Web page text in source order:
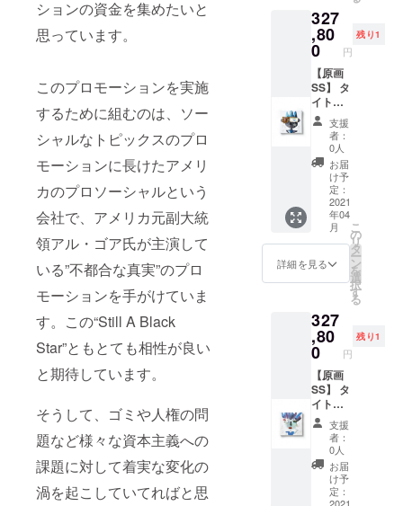
ションの資金を集めたいと
思っています。
このプロモーションを実施
するために組むのは、ソー
シャルなトピックスのプロ
モーションに長けたアメリ
カのプロソーシャルという
会社で、アメリカ元副大統
領アル・ゴア氏が主演して
いる”不都合な真実”のプロ
モーションを手がけていま
す。この“Still A Black
Star”ともとても相性が良い
と期待しています。
そうして、ゴミや人権の問
題など様々な資本主義への
課題に対して着実な変化の
渦を起こしていてればと思
㎝×20㎝
素材：
Oil and
E-
waste
on
Canvas
327
,80
0 円
残り1
【原画
SS】 タ
イト
ル：
『今日
を生き
る』 長
坂真護
がE-
WASTE
を使用
して描
いた一
点もの
の原画
㎝×20㎝
素材：
Oil and
E-
waste
on
Canvas
支援
者：
0人
お届
け予
定：
2021
年04
月
詳細を見る
こ
の
リ
タ
ー
ン
を
選
択
す
る
327
,80
0 円
残り1
【原画
SS】 タ
イト
ル：
『A.K.A
ICE』
長坂真
護がE-
WASTE
支援
者：
0人
お届
け予
定：